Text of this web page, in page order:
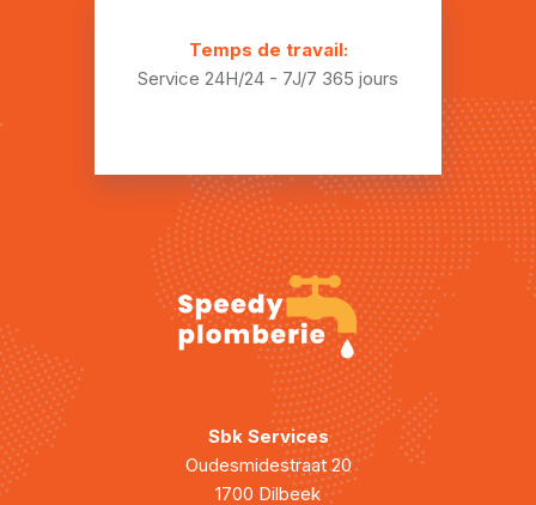
Plombier Fayt-le-Franc
Plombier Ghlin
Plombier Givry
Plombier Gœgnies-Chaussée
Plombier Hainin
Plombier Harveng
Temps de travail:
Service 24H/24 - 7J/7 365 jours
Sbk Services
Oudesmidestraat 20
1700 Dilbeek